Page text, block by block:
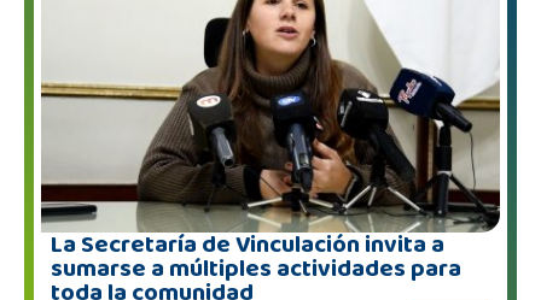
La Secretaría de Vinculación invita a
sumarse a múltiples actividades para